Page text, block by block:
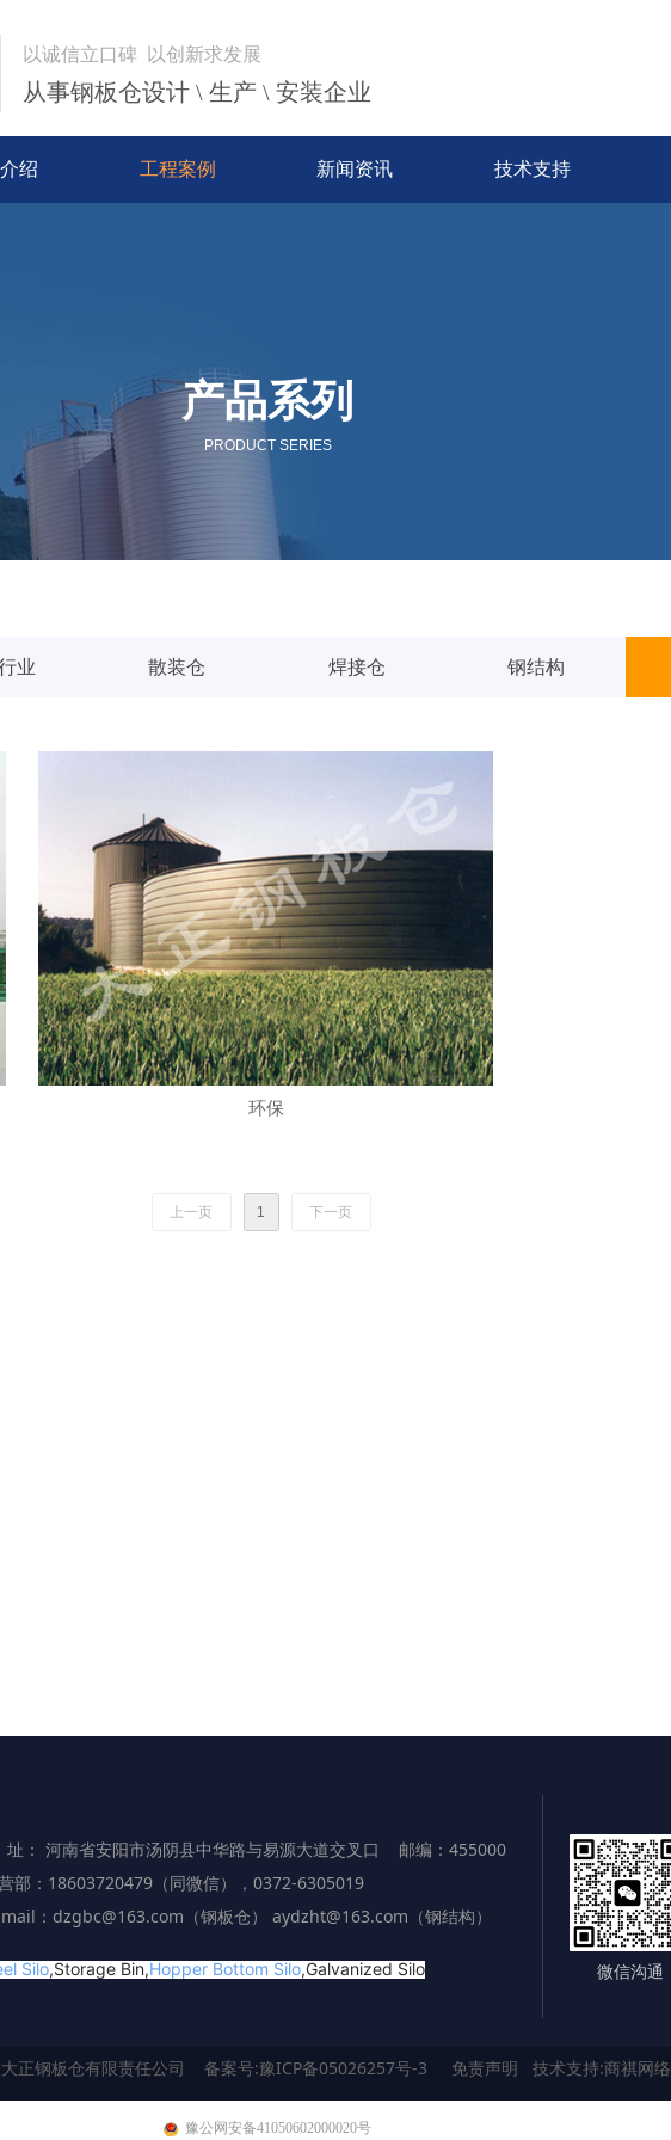
以诚信立口碑 以创新求发展
从事钢板仓设计 \ 生产 \ 安装企业
绍 工程案例 新闻资讯 技术支持
产品系列
PRODUCT SERIES
环保
上一页 1 下一页
业 散装仓 焊接仓 钢结构
正钢板仓有限责任公司 备案号:豫ICP备05026257号-3 免责声明 技术支持:商祺网络
： 河南省安阳市汤阴县中华路与易源大道交叉口 邮编：455000
部：18603720479（同微信），0372-6305019
：dzgbc@163.com（钢板仓） aydzht@163.com（钢结构）
微信沟通
Silo,Storage Bin,Hopper Bottom Silo,Galvanized Silo
豫公网安备41050602000020号